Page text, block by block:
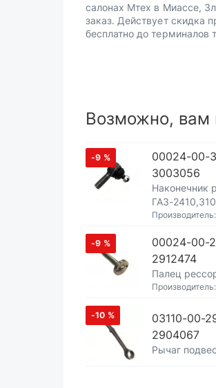
салонах Мтех в Миассе,
заказ. Действует скидка
бесплатно до терминалов
Возможно, вам
-9 %
00024-00-
3003056
Наконечник
ГАЗ-
Производитель:
-9 %
00024-00-
2912474
Палец
Производитель:
-10 %
03110-00-
2904067
Рычаг